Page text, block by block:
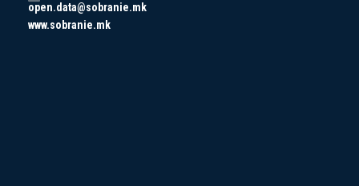
open.data@sobranie.mk
www.sobranie.mk